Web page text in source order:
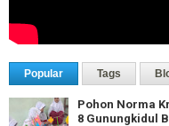
Popular Tags
Pohon Norma
8 Gunungkidul